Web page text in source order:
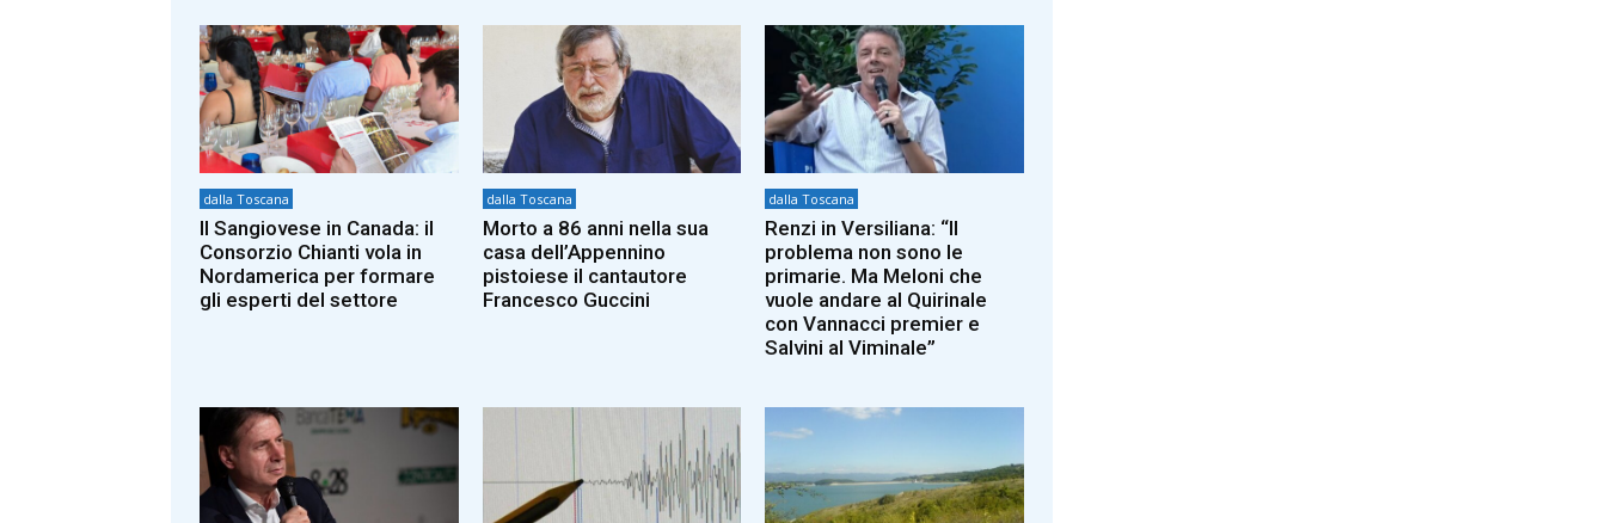
dalla Toscana
Il Sangiovese in Canada: il
Consorzio Chianti vola in
Nordamerica per formare
gli esperti del settore
dalla Toscana
Morto a 86 anni nella sua
casa dell’Appennino
pistoiese il cantautore
Francesco Guccini
dalla Toscana
Renzi in Versiliana: “Il
problema non sono le
primarie. Ma Meloni che
vuole andare al Quirinale
con Vannacci premier e
Salvini al Viminale”